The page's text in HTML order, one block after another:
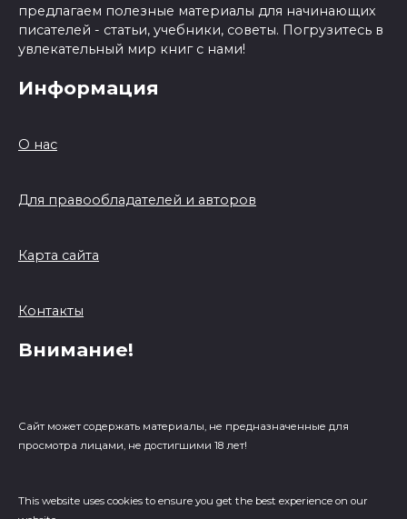
предлагаем полезные материалы для начинающих
писателей - статьи, учебники, советы. Погрузитесь в
увлекательный мир книг с нами!
Информация
О нас
Для правообладателей и авторов
Карта сайта
Контакты
Внимание!
Сайт может содержать материалы, не предназначенные для
просмотра лицами, не достигшими 18 лет!
This website uses cookies to ensure you get the best experience on our